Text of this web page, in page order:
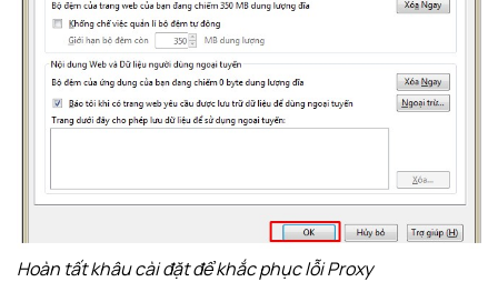
Hoàn tất khâu cài đặt để khắc phục lỗi Proxy